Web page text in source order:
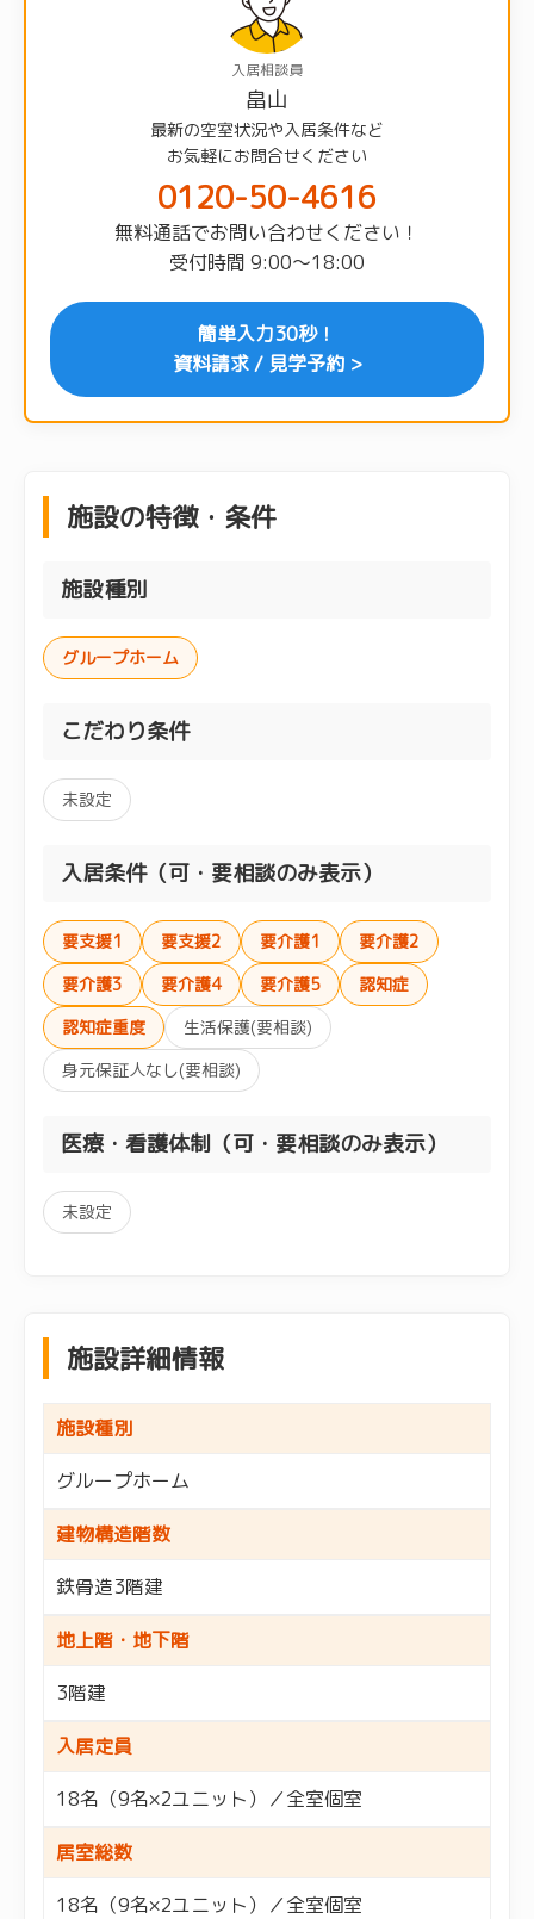
入居相談員
畠山
最新の空室状況や入居条件など
お気軽にお問合せください
0120-50-4616
無料通話でお問い合わせください！
受付時間 9:00〜18:00
簡単入力30秒！
資料請求 / 見学予約 >
施設の特徴・条件
施設種別
グループホーム
こだわり条件
未設定
入居条件（可・要相談のみ表示）
要支援1 要支援2 要介護1
要介護2
要介護3
要介護4 要介護5
認知症
認知症重度
生活保護(要相談)
身元保証人なし(要相談)
医療・看護体制（可・要相談のみ表示）
未設定
施設詳細情報
施設種別
グループホーム
建物構造階数
鉄骨造3階建
地上階・地下階
3階建
入居定員
18名（9名×2ユニット）／全室個室
居室総数
18名（9名×2ユニット）／全室個室